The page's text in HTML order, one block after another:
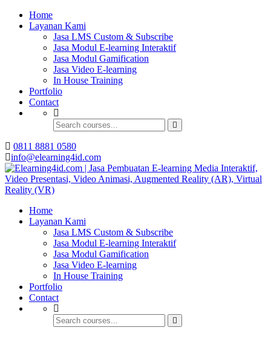
Home
Layanan Kami
Jasa LMS Custom & Subscribe
Jasa Modul E-learning Interaktif
Jasa Modul Gamification
Jasa Video E-learning
In House Training
Portfolio
Contact
0811 8881 0580
info@elearning4id.com
Home
Layanan Kami
Jasa LMS Custom & Subscribe
Jasa Modul E-learning Interaktif
Jasa Modul Gamification
Jasa Video E-learning
In House Training
Portfolio
Contact
Buat Modul E-learning & LMS Anda Semakin
Menarik dengan Gamification
Hubungi Tim Elearning4id